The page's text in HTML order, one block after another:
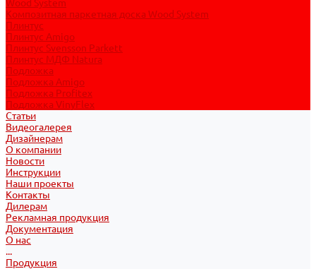
Wood System
Композитная паркетная доска Wood System
Плинтус
Плинтус Amigo
Плинтус Svensson Parkett
Плинтус МДФ Natura
Подложка
Подложка Amigo
Подложка Profitex
Подложка VinyFlex
Статьи
Видеогалерея
Дизайнерам
О компании
Новости
Инструкции
Наши проекты
Контакты
Дилерам
Рекламная продукция
Документация
О нас
...
Продукция